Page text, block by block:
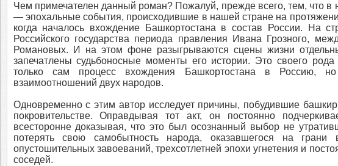
Чем примечателен данный роман? Пожалуй, прежде всего, тем, что в
— эпохальные события, происходившие в нашей стране на
когда началось вхождение Башкортостана в состав России. На
Российского государства периода правления Ивана Грозного,
Романовых. И на этом фоне разыгрываются сцены жизни
запечатлены судьбоносные моменты его истории. Это своего
только сам процесс вхождения Башкортостана в Россию,
взаимоотношений двух народов.
Одновременно с этим автор исследует причины, побудившие
покровительстве. Оправдывая тот акт, он постоянно
всесторонне доказывая, что это был осознанный выбор не
потерять свою самобытность народа, оказавшегося на
опустошительных завоеваний, трехсотлетней эпохи угнетения и
соседей.